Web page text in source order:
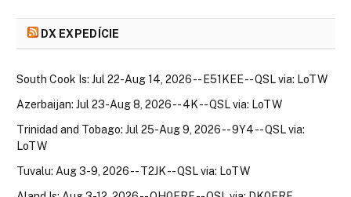
DX EXPEDÍCIE
South Cook Is: Jul 22-Aug 14, 2026 -- E51KEE -- QSL via: LoTW
Azerbaijan: Jul 23-Aug 8, 2026 -- 4K -- QSL via: LoTW
Trinidad and Tobago: Jul 25-Aug 9, 2026 -- 9Y4 -- QSL via:
LoTW
Tuvalu: Aug 3-9, 2026 -- T2JK -- QSL via: LoTW